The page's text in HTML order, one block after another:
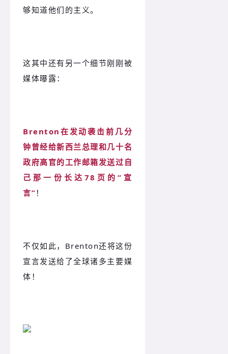
够知道他们的主义。
这其中还有另一个细节刚刚被
媒体曝露：
Brenton在发动袭击前几分
钟曾经给新西兰总理和几十名
政府高官的工作邮箱发送过自
己那一份长达78页的“宣
言” ！
不仅如此，Brenton还将这份
宣言发送给了全球诸多主要媒
体！